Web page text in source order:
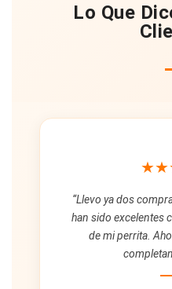
Lo Que
“Llevo ya dos
han sido excelentes
de mi perrita.